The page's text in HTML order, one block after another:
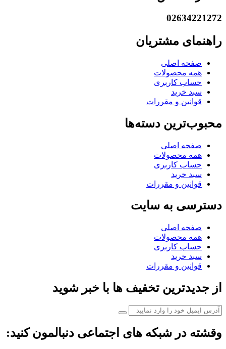
02634221272
راهنمای مشتریان
صفحه اصلی
همه محصولات
حساب کاربری
سبد خرید
قوانین و مقررات
محبوب‌ترین دسته‌ها
صفحه اصلی
همه محصولات
حساب کاربری
سبد خرید
قوانین و مقررات
دسترسی به سایت
صفحه اصلی
همه محصولات
حساب کاربری
سبد خرید
قوانین و مقررات
از جدیدترین تخفیف ها با خبر شوید
وقشته در شبکه های اجتماعی دنبالمون کنید: